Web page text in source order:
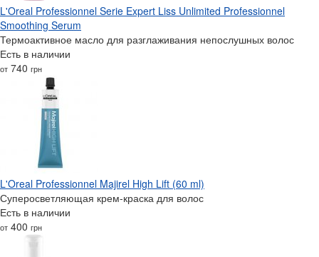
L'Oreal Professionnel Serie Expert Liss Unlimited Professionnel
Smoothing Serum
Термоактивное масло для разглаживания непослушных волос
Есть в наличии
от 740 грн
L'Oreal Professionnel Majirel High Lift (60 ml)
Суперосветляющая крем-краска для волос
Есть в наличии
от 400 грн